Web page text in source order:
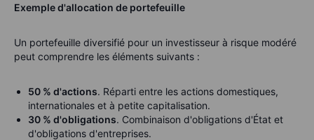
Exemple d'allocation de portefeuille
Un portefeuille diversifié pour un investisseur à risque modéré
peut comprendre les éléments suivants :
50 % d'actions. Réparti entre les actions domestiques,
internationales et à petite capitalisation.
30 % d'obligations. Combinaison d'obligations d'État et
d'obligations d'entreprises.